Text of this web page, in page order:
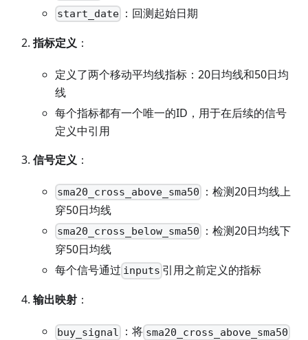
start_date ：回测起始日期
指标定义 ：
定义了两个移动平均线指标：20日均线和50日均
线
每个指标都有一个唯一的ID，用于在后续的信号
定义中引用
信号定义 ：
sma20_cross_above_sma50
：检测20日均线上
穿50日均线
sma20_cross_below_sma50
：检测20日均线下
穿50日均线
每个信号通过 inputs 引用之前定义的指标
输出映射 ：
buy_signal ：将 sma20_cross_above_sma50